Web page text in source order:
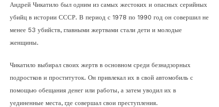
Андрей Чикатило был одним из самых жестоких и опасных серийных
убийц в истории СССР. В период с 1978 по 1990 год он совершил не
менее 53 убийств, главными жертвами стали дети и молодые
женщины.
Чикатило выбирал своих жертв в основном среди безнадзорных
подростков и проституток. Он привлекал их в свой автомобиль с
помощью обещания денег или работы, а затем уводил их в
уединенные места, где совершал свои преступления.